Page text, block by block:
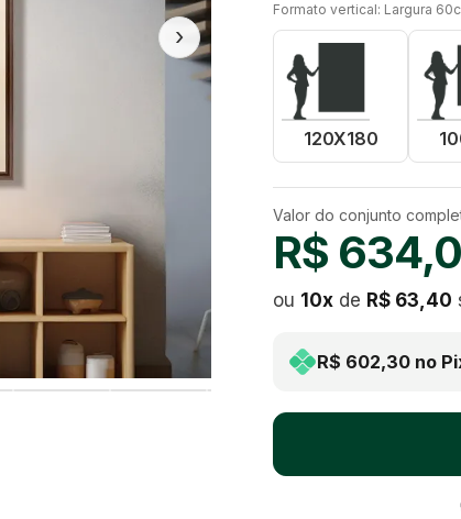
›
Formato vertical: Largura
120X180
Valor do conjunto
R$
ou 10x de R$ 63,40
R$ 602,30 no